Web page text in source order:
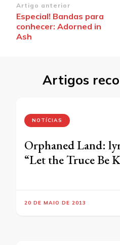
Navegação
de
post
Artigo anterior
Especial! Bandas para
conhecer: Adorned in
Ash
Artigos
NOTÍCIAS
Orphaned Land:
“Let the Truce Be
20 DE MAIO DE 2013